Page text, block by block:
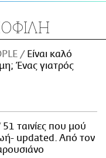
Είναι καλό
Ένας γιατρός
51 ταινίες που μού
updated. Aπό τον